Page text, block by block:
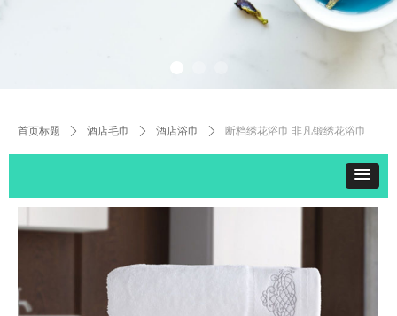
首页标题 ꄲ 酒店毛巾 ꄲ 酒店浴巾 ꄲ 断档绣花浴巾 非凡锻绣花浴巾